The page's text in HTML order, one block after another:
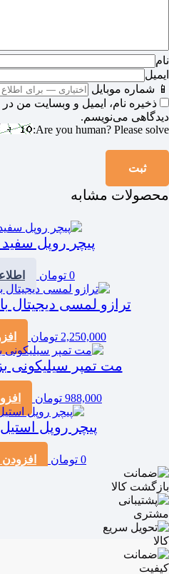
نام
ایمیل
📱 شماره موبایل
ذخیره نام، ایمیل و وبسایت من
دیدگاهی می‌نویسم.
Are you human? Please solve:
محصولات مشابه
پیچر روپل
0 تومان
ترازو لمسی دیجیتال
2,250,000 تومان
مت تمپر سیلیکونی
988,000 تومان
پیچر روپل
0 تومان